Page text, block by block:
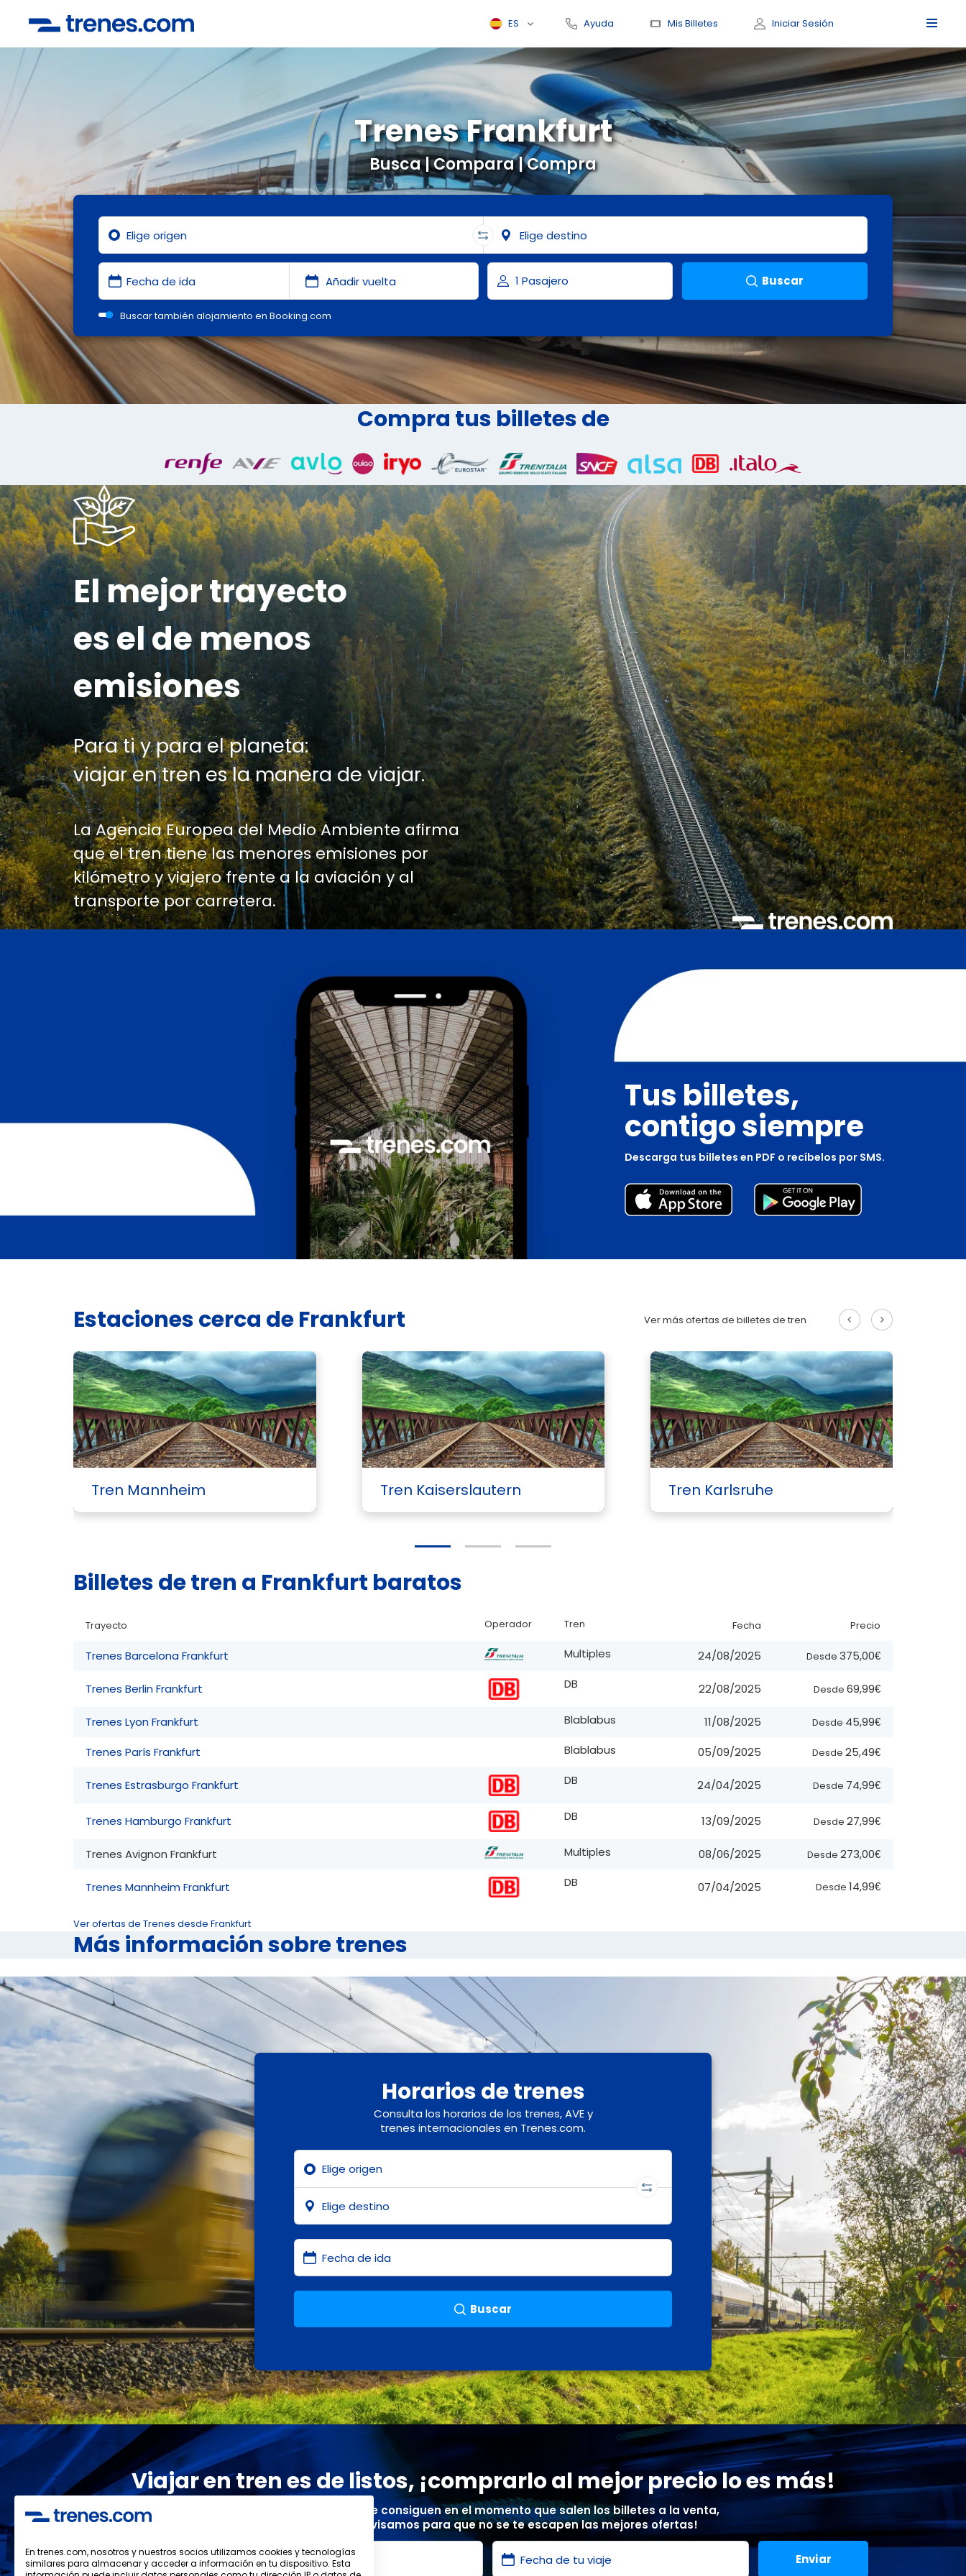
ES Ayuda Mis Billetes Iniciar Sesión
Busca | Compara | Compra
Trenes Frankfurt
Buscar
Buscar también alojamiento en Booking.com
Compra tus billetes de
El mejor trayecto
es el de menos
emisiones
Para ti y para el planeta:
viajar en tren es la manera de viajar.
La Agencia Europea del Medio Ambiente afirma
que el tren tiene las menores emisiones por
kilómetro y viajero frente a la aviación y al
transporte por carretera.
Tus billetes,
contigo siempre
Descarga tus billetes en PDF o recíbelos por SMS.
Estaciones cerca de Frankfurt Ver más ofertas de billetes de tren
Tren Mannheim Tren Kaiserslautern Tren Karlsruhe
Billetes de tren a Frankfurt baratos
Trayecto Operador Tren Fecha Precio
Trenes Barcelona Frankfurt Multiples 24/08/2025 Desde 375,00€
Trenes Berlin Frankfurt DB 22/08/2025 Desde 69,99€
Trenes Lyon Frankfurt Blablabus 11/08/2025 Desde 45,99€
Trenes París Frankfurt Blablabus 05/09/2025 Desde 25,49€
Trenes Estrasburgo Frankfurt DB 24/04/2025 Desde 74,99€
Trenes Hamburgo Frankfurt DB 13/09/2025 Desde 27,99€
Trenes Avignon Frankfurt Multiples 08/06/2025 Desde 273,00€
Trenes Mannheim Frankfurt DB 07/04/2025 Desde 14,99€
Ver ofertas de Trenes desde Frankfurt
Más información sobre trenes
Horarios de trenes
Consulta los horarios de los trenes, AVE y
trenes internacionales en Trenes.com.
Buscar
Viajar en tren es de listos, ¡comprarlo al mejor precio lo es más!
Los mejores precios se consiguen en el momento que salen los billetes a la venta,
¡suscríbete y te avisamos para que no se te escapen las mejores ofertas!
En trenes.com, nosotros y nuestros socios utilizamos cookies y tecnologías
similares para almacenar y acceder a información en tu dispositivo. Esta